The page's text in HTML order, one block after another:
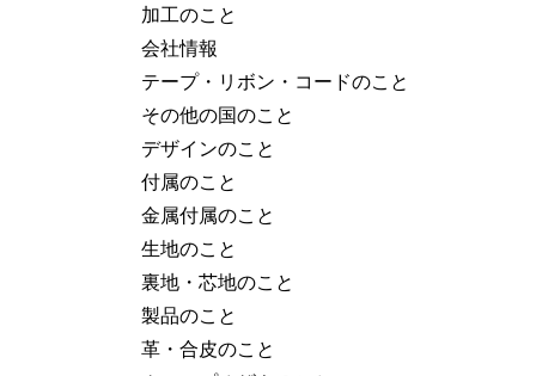
加工のこと
会社情報
テープ・リボン・コードのこと
その他の国のこと
デザインのこと
付属のこと
金属付属のこと
生地のこと
裏地・芯地のこと
製品のこと
革・合皮のこと